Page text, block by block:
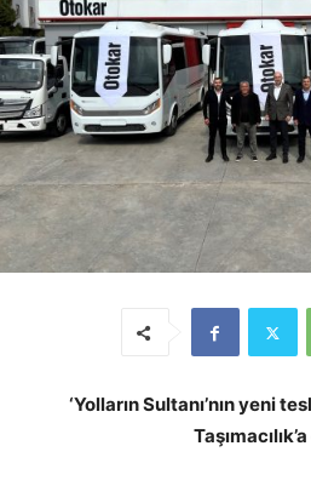
‘Yolların Sultanı’nın yeni